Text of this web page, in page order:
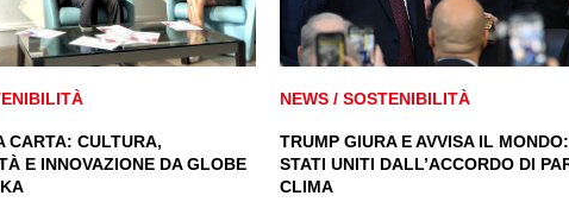
CARTA: CULTURA,
E INNOVAZIONE DA GLOBE
NEWS / SOSTENIBILITÀ
TRUMP GIURA E AVVISA IL
STATI UNITI DALL’ACCORDO DI
CLIMA